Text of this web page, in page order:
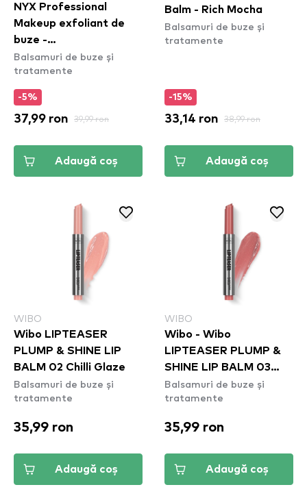
NYX Professional
Makeup exfoliant de
buze -
#thisiseverything Lip
Scrub (TIELSC01)
Balsamuri de buze și
tratamente
-5%
37,99 ron 39,99 ron
Adaugă coș
Balm - Rich Mocha
Balsamuri de buze și
tratamente
-15%
33,14 ron 38,99 ron
Adaugă coș
WIBO
Wibo LIPTEASER
PLUMP & SHINE LIP
BALM 02 Chilli Glaze
Balsamuri de buze și
tratamente
35,99 ron
Adaugă coș
WIBO
Wibo - Wibo
LIPTEASER PLUMP &
SHINE LIP BALM 03
Cayenne Kiss
Balsamuri de buze și
tratamente
35,99 ron
Adaugă coș